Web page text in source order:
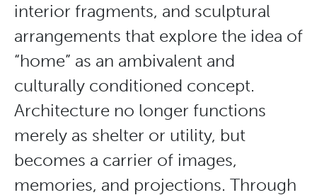
interior fragments, and sculptural
arrangements that explore the idea of
“home” as an ambivalent and
culturally conditioned concept.
Architecture no longer functions
merely as shelter or utility, but
becomes a carrier of images,
memories, and projections. Through